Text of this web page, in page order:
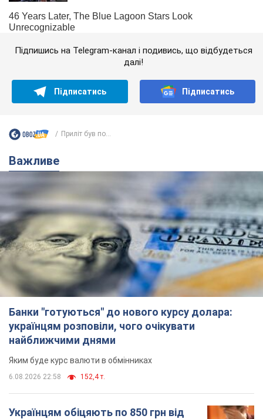
Підпишись на Telegram-канал і подивись, що відбудеться
далі!
Підписатись Підписатись
Приліт був по...
Важливе
Банки "готуються" до нового курсу долара:
українцям розповіли, чого очікувати
найближчими днями
Яким буде курс валюти в обмінниках
6.08.2026 22:58 152,4 т.
Українцям обіцяють по 850 грн від